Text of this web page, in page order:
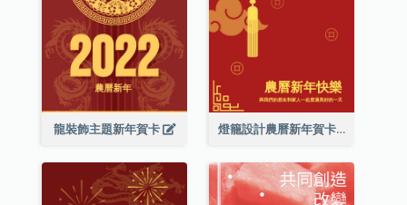
龍裝飾主題新年賀卡 燈籠設計農曆新年賀卡